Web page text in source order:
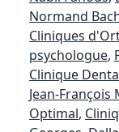
Normand
Cliniques
psychologue,
Clinique
Jean-François
Optimal,